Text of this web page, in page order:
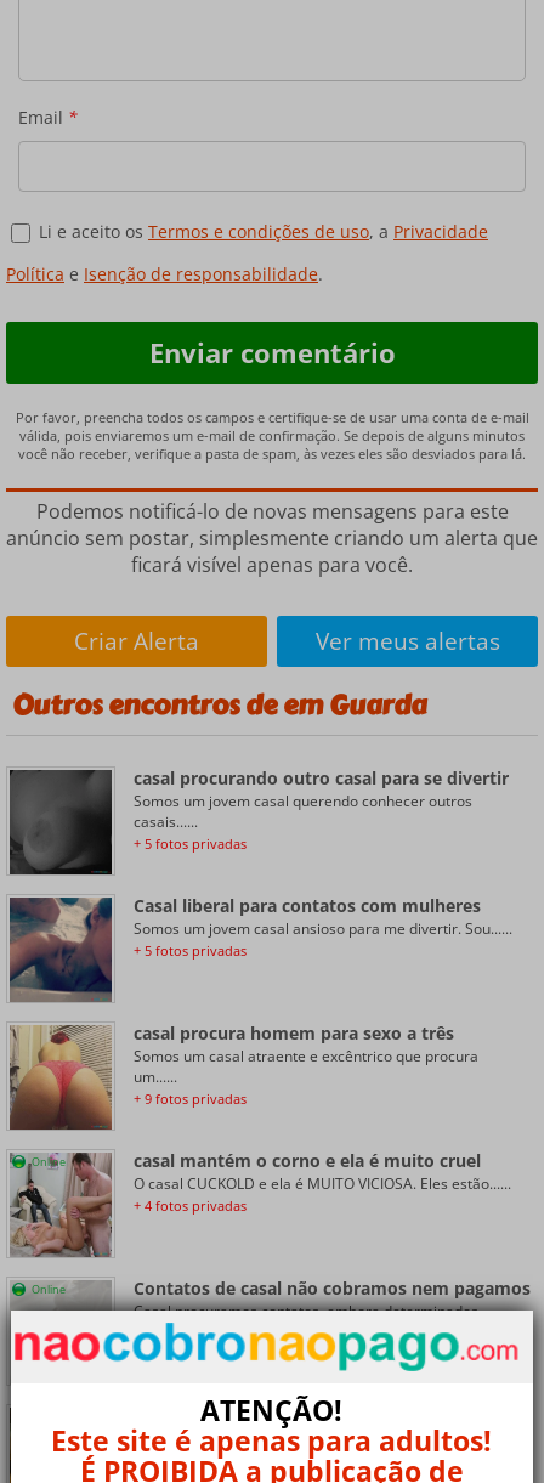
Email *
Li e aceito os Termos e condições de uso, a Privacidade
Política e Isenção de responsabilidade.
Por favor, preencha todos os campos e certifique-se de usar uma conta de e-mail
válida, pois enviaremos um e-mail de confirmação. Se depois de alguns minutos
você não receber, verifique a pasta de spam, às vezes eles são desviados para lá.
Podemos notificá-lo de novas mensagens para este
anúncio sem postar, simplesmente criando um alerta que
ficará visível apenas para você.
Criar Alerta Ver meus alertas
Outros encontros de em Guarda
casal procurando outro casal para se divertir
Somos um jovem casal querendo conhecer outros
casais......
+ 5 fotos privadas
Casal liberal para contatos com mulheres
Somos um jovem casal ansioso para me divertir. Sou......
+ 5 fotos privadas
casal procura homem para sexo a três
Somos um casal atraente e excêntrico que procura
um......
+ 9 fotos privadas
Online casal mantém o corno e ela é muito cruel
O casal CUCKOLD e ela é MUITO VICIOSA. Eles estão......
+ 4 fotos privadas
Online Contatos de casal não cobramos nem pagamos
Casal procuramos contatos, embora determinados
somos......
+ 4 fotos privadas
casal a procura de bix ou menina curiosa!!
Casal maduro procurando bix ou garota curiosa para......
+ 7 fotos privadas
ATENÇÃO!
Este site é apenas para adultos!
É PROIBIDA a publicação de